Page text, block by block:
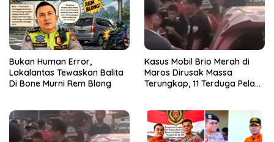
Bukan Human Error,
Lakalantas Tewaskan Balita
Di Bone Murni Rem Blong
Kasus Mobil Brio Merah di
Maros Dirusak Massa
Terungkap, 11 Terduga Pelaku